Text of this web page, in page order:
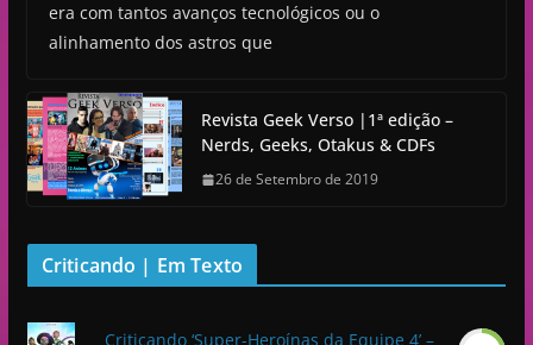
era com tantos avanços tecnológicos ou o
alinhamento dos astros que
Revista Geek Verso |1ª edição –
Nerds, Geeks, Otakus & CDFs
26 de Setembro de 2019
Criticando | Em Texto
Criticando ‘Super-Heroínas da Equipe 4’ –